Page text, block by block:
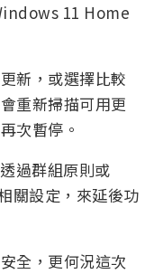
11 Home
新，或選擇比較
重新掃描可用更
次暫停。
過群組原則或
設定，來延後功
全，更何況這次